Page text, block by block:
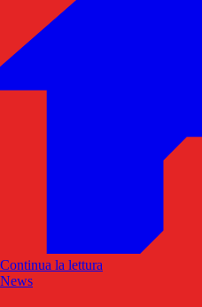
Continua la lettura
News